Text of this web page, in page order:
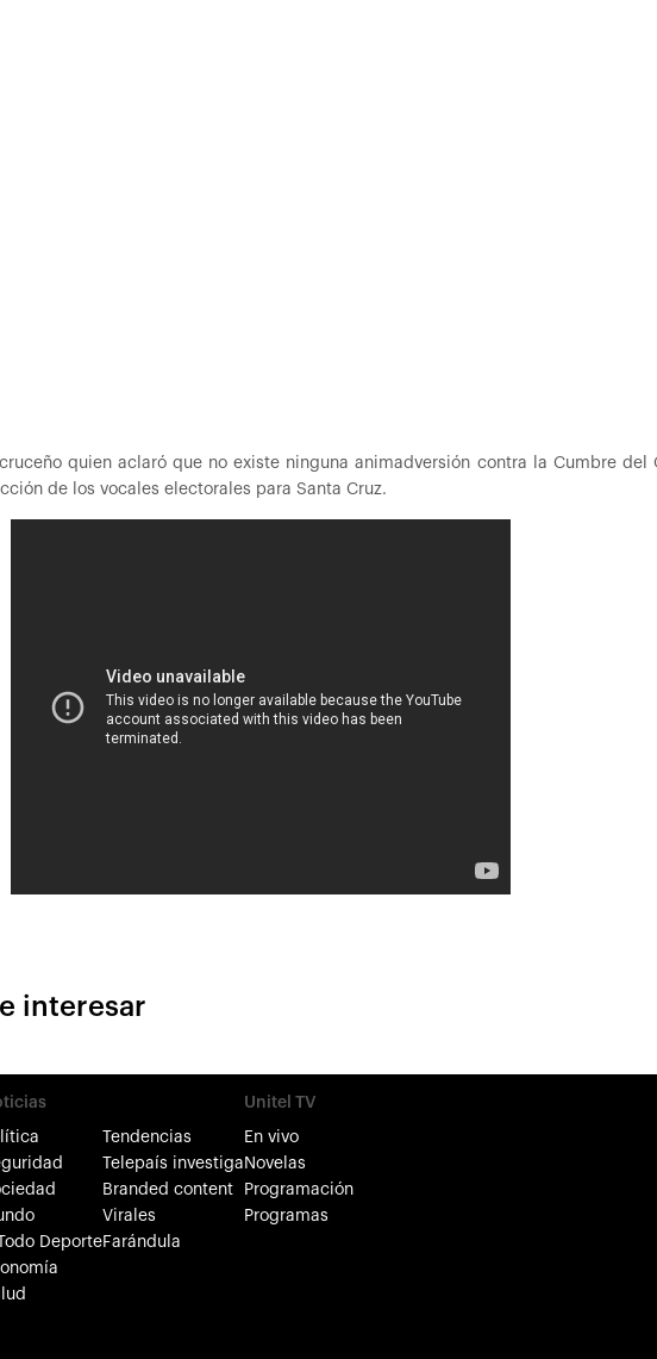
quien aclaró que no existe ninguna animadversión contra la Cumbre del
de los vocales electorales para Santa Cruz.
interesar
Deporte
Tendencias
Telepaís investiga
Branded content
Virales
Farándula
Unitel TV
En vivo
Novelas
Programación
Programas